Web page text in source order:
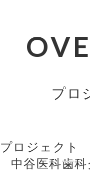
プロ
プロジェクト
中谷医科歯